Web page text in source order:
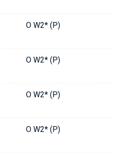
O W2* (P)
O W2* (P)
O W2* (P)
O W2* (P)